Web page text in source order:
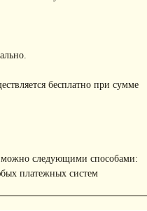
бесплатно при сумме
можно следующими способами:
платежных систем